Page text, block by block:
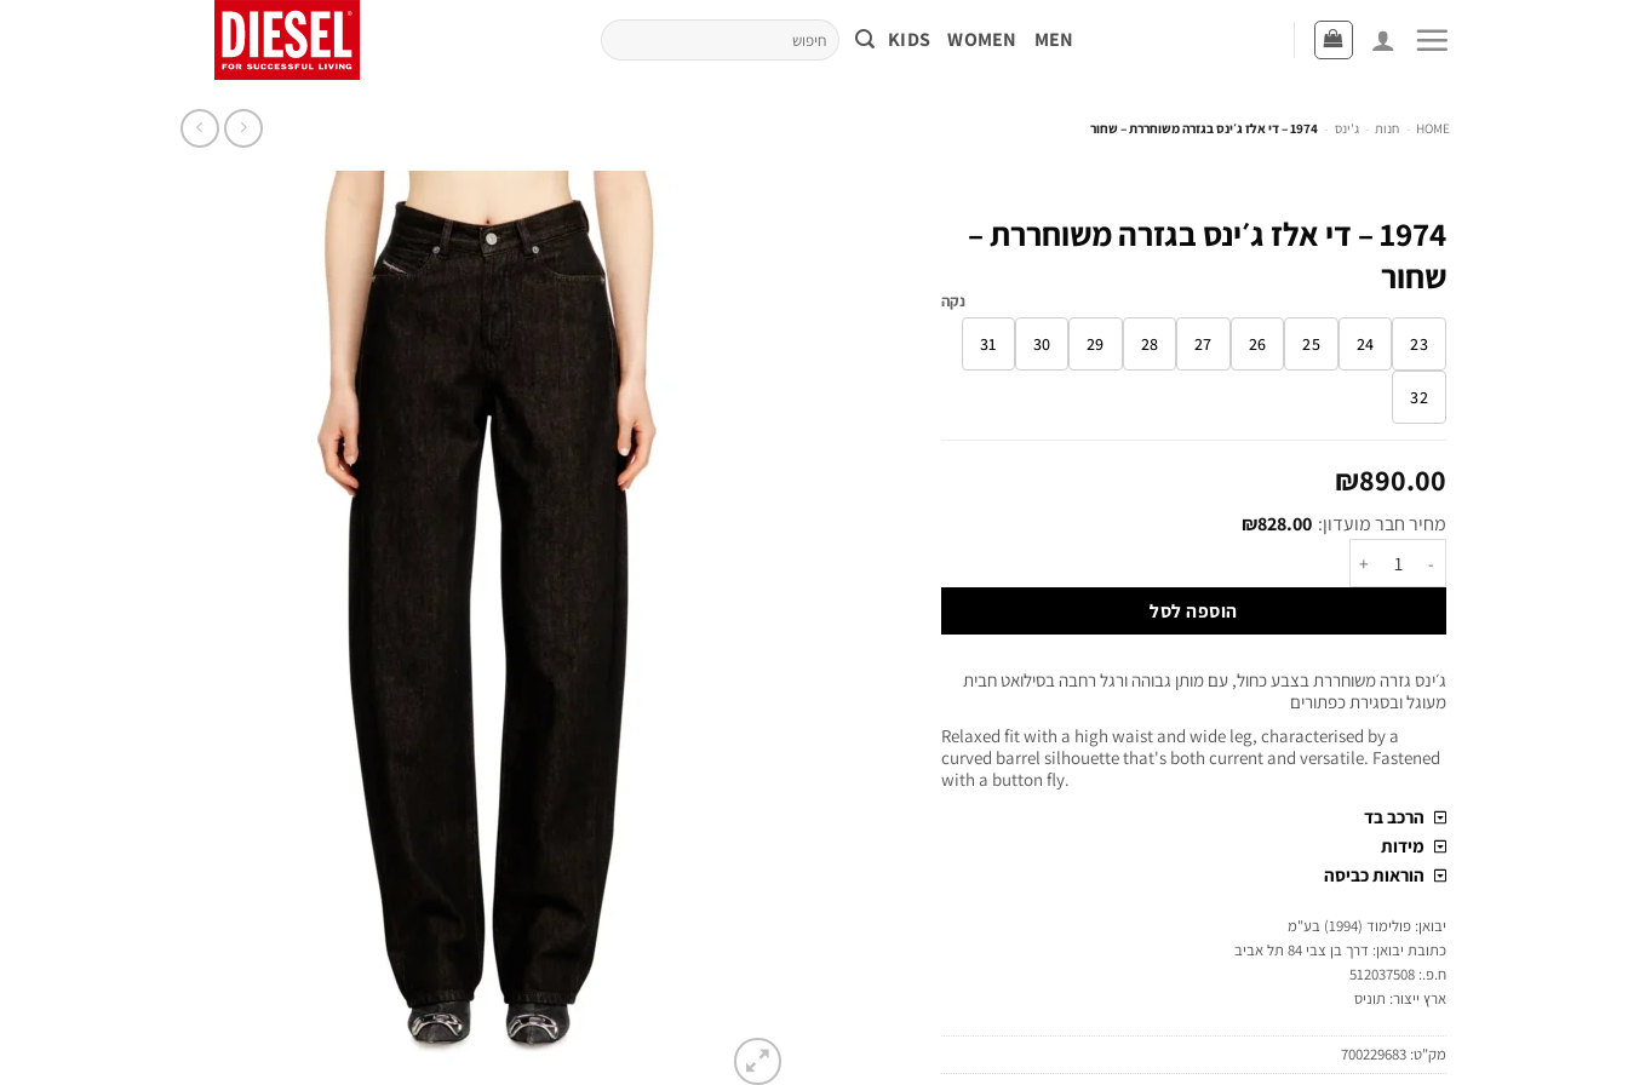
MEN
WOMEN
KIDS
HOME
- חנות - ג'ינס - 1974 – די אלז ג׳ינס בגזרה משוחררת – שחור
1974 – די אלז ג׳ינס בגזרה משוחררת –
שחור
23
24
25
26
27
28
29
30
31
32
נקה
₪890.00
מחיר חבר מועדון: ₪828.00
הוספה לסל
ג׳ינס גזרה משוחררת בצבע כחול, עם מותן גבוהה ורגל רחבה בסילואט חבית
מעוגל ובסגירת כפתורים
Relaxed fit with a high waist and wide leg, characterised by a
curved barrel silhouette that's both current and versatile. Fastened
with a button fly.
הרכב בד
מידות
הוראות כביסה
יבואן: פולימוד (1994) בע"מ
כתובת יבואן: דרך בן צבי 84 תל אביב
ח.פ.: 512037508
ארץ ייצור: תוניס
מק"ט: 700229683